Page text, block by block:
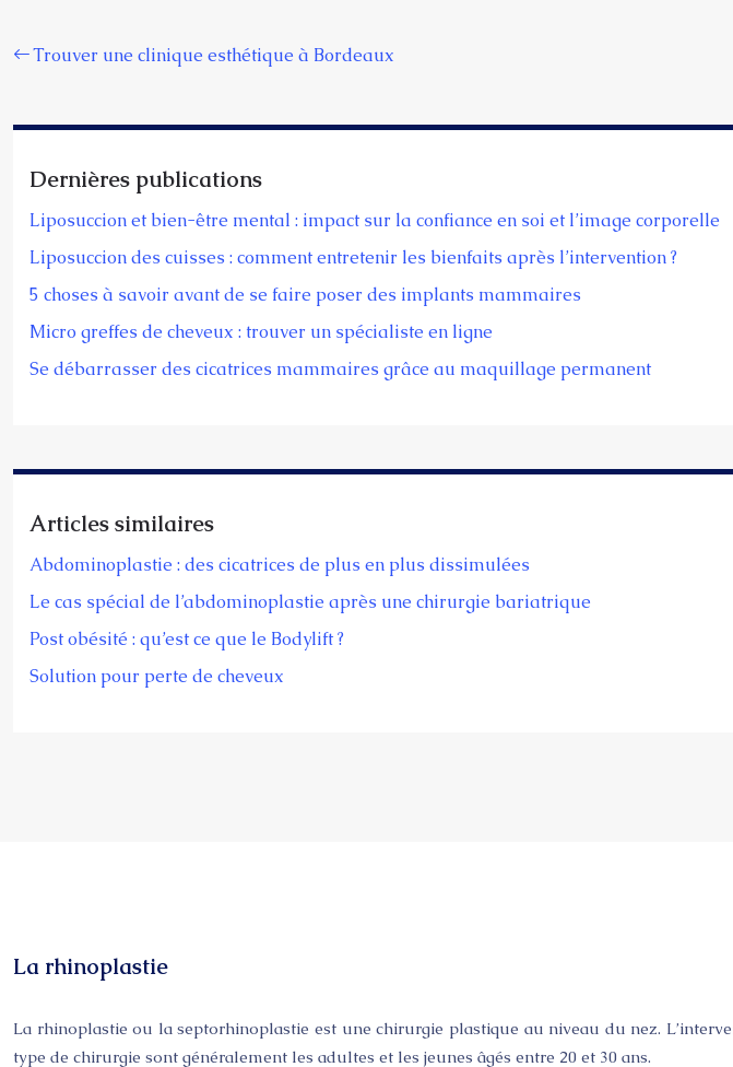
Trouver une clinique esthétique à Bordeaux
Dernières publications
Liposuccion et bien-être mental : impact sur la confiance en soi et l’image corporelle
Liposuccion des cuisses : comment entretenir les bienfaits après l’intervention ?
5 choses à savoir avant de se faire poser des implants mammaires
Micro greffes de cheveux : trouver un spécialiste en ligne
Se débarrasser des cicatrices mammaires grâce au maquillage permanent
Articles similaires
Abdominoplastie : des cicatrices de plus en plus dissimulées
Le cas spécial de l’abdominoplastie après une chirurgie bariatrique
Post obésité : qu’est ce que le Bodylift ?
Solution pour perte de cheveux
La rhinoplastie
La rhinoplastie ou la septorhinoplastie est une chirurgie plastique au niveau du nez.
type de chirurgie sont généralement les adultes et les jeunes âgés entre 20 et 30 ans.